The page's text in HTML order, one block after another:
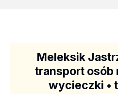
Meleksik
transport osób
wycieczki •